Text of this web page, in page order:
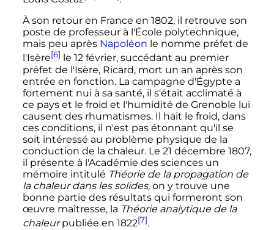
À son retour en France en 1802, il retrouve son
poste de professeur à l'École polytechnique,
mais peu après Napoléon le nomme préfet de
l'Isère[6] le 12 février, succédant au premier
préfet de l'Isère, Ricard, mort un an après son
entrée en fonction. La campagne d'Égypte a
fortement nui à sa santé, il s'était acclimaté à
ce pays et le froid et l'humidité de Grenoble lui
causent des rhumatismes. Il hait le froid, dans
ces conditions, il n'est pas étonnant qu'il se
soit intéressé au problème physique de la
conduction de la chaleur. Le 21 décembre 1807,
il présente à l'Académie des sciences un
mémoire intitulé Théorie de la propagation de
la chaleur dans les solides, on y trouve une
bonne partie des résultats qui formeront son
œuvre maîtresse, la Théorie analytique de la
chaleurpubliée en 1822[7].